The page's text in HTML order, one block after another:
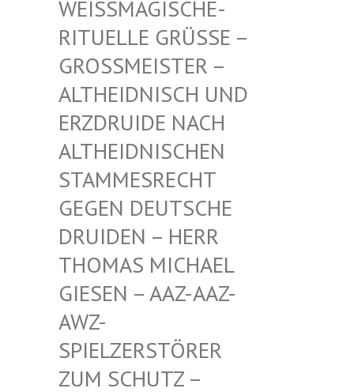
ISSMAGISCHE- RIT
UELLE GRÜSSE – GROSS
MEISTER – ALTHE
IDNISCH UND ERZDR
UIDE NACH ALTHE
IDNISCHEN STAMM
ESRECHT GEGEN
DEUTSCHE DRUID
EN – HERR THOMA
S MICHAEL GIESE
N – AAZ-AAZ-AWZ-S
PIEL
ZERSTÖRER ZUM S
CHUTZ – WEISSM